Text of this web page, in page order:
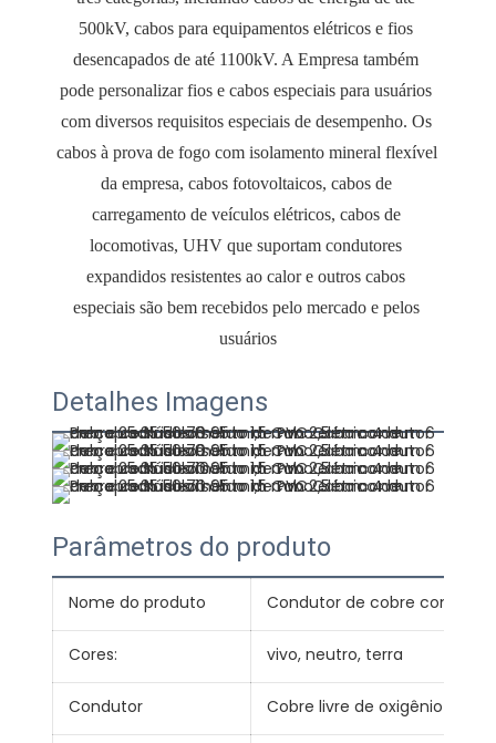
500kV, cabos para equipamentos elétricos e fios
desencapados de até 1100kV. A Empresa também
pode personalizar fios e cabos especiais para usuários
com diversos requisitos especiais de desempenho. Os
cabos à prova de fogo com isolamento mineral flexível
da empresa, cabos fotovoltaicos, cabos de
carregamento de veículos elétricos, cabos de
locomotivas, UHV que suportam condutores
expandidos resistentes ao calor e outros cabos
especiais são bem recebidos pelo mercado e pelos
Detalhes Imagens
Parâmetros do produto
Nome do produto Condutor de cobre com
Cores: vivo, neutro, terra
Condutor Cobre livre de oxigênio de